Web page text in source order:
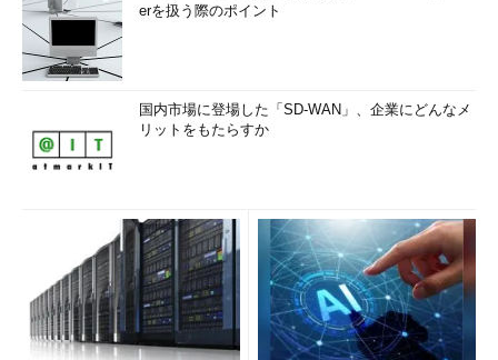
erを扱う際のポイント
国内市場に登場した「SD-WAN」、企業にどんなメ
リットをもたらすか